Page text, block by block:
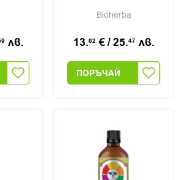
лв.
Bioherba
13.02 €/25.47 лв.
ПОРЪЧАЙ